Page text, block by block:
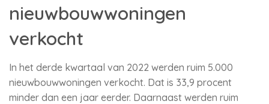
nieuwbouwwoningen
verkocht
In het derde kwartaal van 2022 werden ruim 5.000
nieuwbouwwoningen verkocht. Dat is 33,9 procent
minder dan een jaar eerder. Daarnaast werden ruim